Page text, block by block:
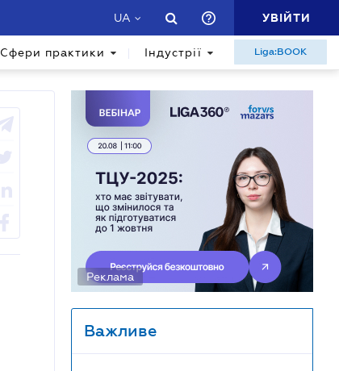
UA УВІЙТИ
Сфери практики Індустрії Liga:BOOK
Реклама
Важливе